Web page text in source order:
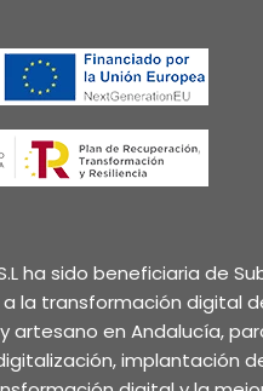
ha sido beneficiaria de
la transformación digital
artesano en Andalucía,
implantación